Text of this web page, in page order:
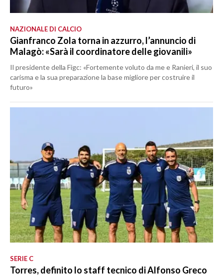
NAZIONALE DI CALCIO
Gianfranco Zola torna in azzurro, l’annuncio di
Malagò: «Sarà il coordinatore delle giovanili»
Il presidente della Figc: «Fortemente voluto da me e Ranieri, il suo
carisma e la sua preparazione la base migliore per costruire il
futuro»
SERIE C
Torres, definito lo staff tecnico di Alfonso Greco